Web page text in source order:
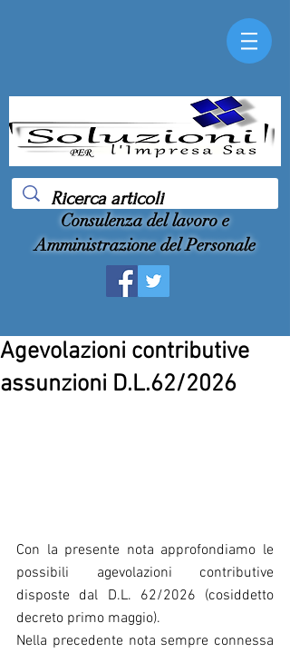
Consulenza del lavoro e
Amministrazione del Personale
Agevolazioni contributive
assunzioni D.L.62/2026
Con la presente nota approfondiamo le
possibili agevolazioni contributive
disposte dal D.L. 62/2026 (cosiddetto
decreto primo maggio).
Nella precedente nota sempre connessa